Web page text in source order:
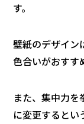
す。
壁紙のデザイン
色合いがおすす
また、集中力
に変更するとい